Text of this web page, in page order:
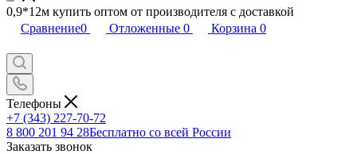
0,9*12м купить оптом от производителя с доставкой
Сравнение0 Отложенные 0 Корзина 0
Телефоны
+7 (343) 227-70-72
8 800 201 94 28Бесплатно со всей России
Заказать звонок